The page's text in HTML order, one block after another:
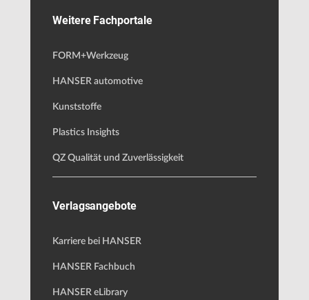
Weitere Fachportale
FORM+Werkzeug
HANSER automotive
Kunststoffe
Plastics Insights
QZ Qualität und Zuverlässigkeit
Verlagsangebote
Karriere bei HANSER
HANSER Fachbuch
HANSER eLibrary